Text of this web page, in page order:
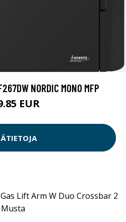
NORDIC MONO MFP
EUR